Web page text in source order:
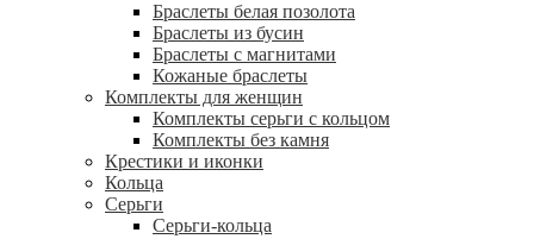
Браслеты белая позолота
Браслеты из бусин
Браслеты с магнитами
Кожаные браслеты
Комплекты для женщин
Комплекты серьги с кольцом
Комплекты без камня
Крестики и иконки
Кольца
Серьги
Серьги-кольца